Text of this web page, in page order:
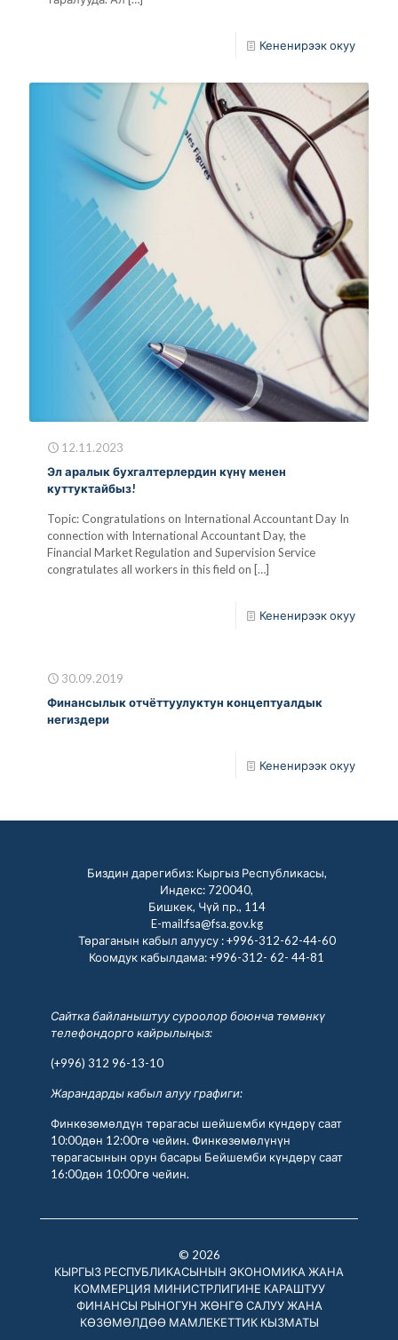
Кененирээк окуу
12.11.2023
Эл аралык бухгалтерлердин күнү менен
куттуктайбыз!
Topic: Congratulations on International Accountant Day In
connection with International Accountant Day, the
Financial Market Regulation and Supervision Service
congratulates all workers in this field on […]
Кененирээк окуу
30.09.2019
Финансылык отчёттуулуктун концептуалдык
негиздери
Кененирээк окуу
Биздин дарегибиз: Кыргыз Республикасы,
Индекс: 720040,
Бишкек, Чүй пр., 114
E-mail:fsa@fsa.gov.kg
Төраганын кабыл алуусу :+996-312-62-44-60
Коомдук кабылдама:+996-312- 62- 44-81
Сайтка байланыштуу суроолор боюнча төмөнкү
телефондорго кайрылыңыз:
(+996) 312 96-13-10
Жарандарды кабыл алуу графиги:
Финкөзөмөлдүн төрагасы шейшемби күндөрү саат
10:00дөн 12:00гө чейин. Финкөзөмөлүнүн
төрагасынын орун басары Бейшемби күндөрү саат
16:00дөн 10:00гө чейин.
© 2026
КЫРГЫЗ РЕСПУБЛИКАСЫНЫН ЭКОНОМИКА ЖАНА
КОММЕРЦИЯ МИНИСТРЛИГИНЕ КАРАШТУУ
ФИНАНСЫ РЫНОГУН ЖӨНГӨ САЛУУ ЖАНА
КӨЗӨМӨЛДӨӨ МАМЛЕКЕТТИК КЫЗМАТЫ